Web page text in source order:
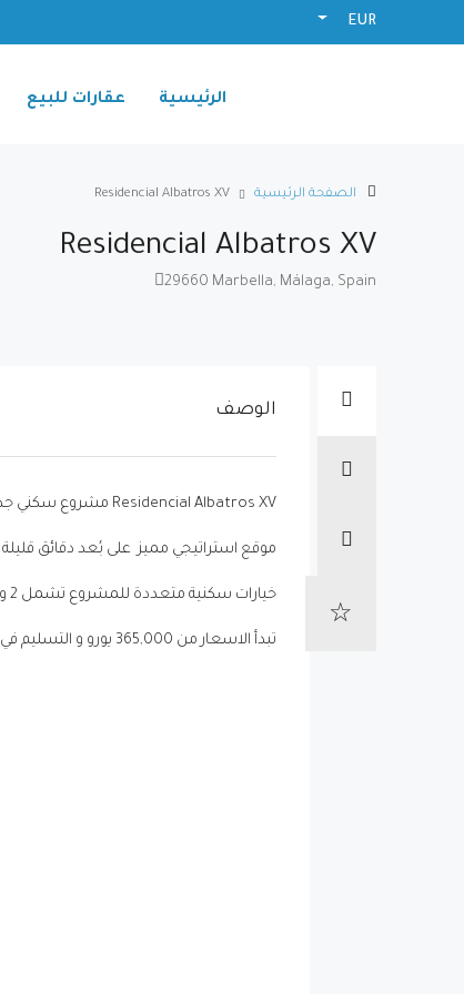
EUR
الرئيسية عقارات للبيع
الصفحة الرئيسية Residencial Albatros XV
Residencial Albatros XV
29660 Marbella, Málaga, Spain
الوصف
Residencial Albatros XV مشروع سكني جديد يقع في منطقة نويفا أندولسيا في ماربيا و فرصة استثمارية مناسبة لجميع الاحتياجات.
موقع استراتيجي مميز على بُعد دقائق
خيارات سكنية متعددة للمشروع تشمل 2 و 3 و 4 غرف نوم بتصاميم فريدة وتشطيبات مميزة بالاضافة.
تبدأ الاسعار من 365,000 يورو و التسليم في شهر ديسمبر 2025